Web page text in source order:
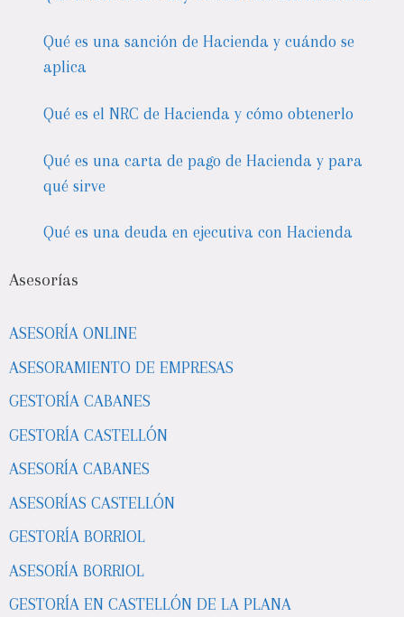
Qué es una sanción de Hacienda y cuándo se
aplica
Qué es el NRC de Hacienda y cómo obtenerlo
Qué es una carta de pago de Hacienda y para
qué sirve
Qué es una deuda en ejecutiva con Hacienda
Asesorías
ASESORÍA ONLINE
ASESORAMIENTO DE EMPRESAS
GESTORÍA CABANES
GESTORÍA CASTELLÓN
ASESORÍA CABANES
ASESORÍAS CASTELLÓN
GESTORÍA BORRIOL
ASESORÍA BORRIOL
GESTORÍA EN CASTELLÓN DE LA PLANA